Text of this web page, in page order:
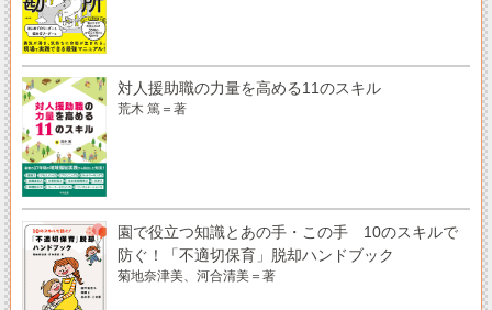
対人援助職の力量を高める11のスキル
荒木 篤＝著
園で役立つ知識とあの手・この手 10のスキルで
防ぐ！「不適切保育」脱却ハンドブック
菊地奈津美、河合清美＝著